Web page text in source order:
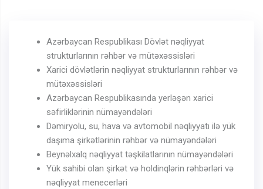
Azərbaycan Respublikası Dövlət nəqliyyat
strukturlarının rəhbər və mütəxəssisləri
Xarici dövlətlərin nəqliyyat strukturlarının rəhbər və
mütəxəssisləri
Azərbaycan Respublikasında yerləşən xarici
səfirliklərinin nümayəndələri
Dəmiryolu, su, hava və avtomobil nəqliyyatı ilə yük
daşıma şirkətlərinin rəhbər və nümayəndələri
Beynəlxalq nəqliyyat təşkilatlarının nümayəndələri
Yük sahibi olan şirkət və holdinqlərin rəhbərləri və
nəqliyyat menecerləri